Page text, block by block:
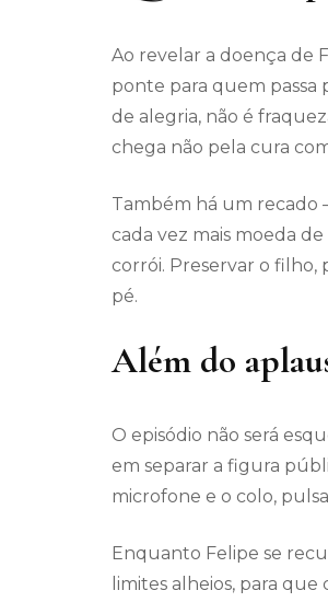
Ao revelar a doença de
ponte para quem passa
de alegria, não é
chega não pela cura
Também há um
cada vez mais moeda
corrói. Preservar o filho,
pé.
Além do
O episódio não será
em separar a figura
microfone e o colo,
Enquanto Felipe se
limites alheios, para